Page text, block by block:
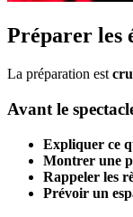
Préparer les
La préparation est
Avant le
Expliquer ce
Montrer une
Rappeler les
Prévoir un